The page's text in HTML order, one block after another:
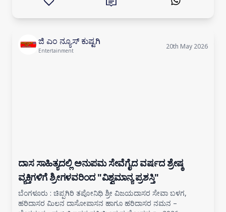
ಜಿ ಎಂ ನ್ಯೂಸ್ ಕುಷ್ಟಗಿ
Entertainment 20th May 2026
ದಾಸ ಸಾಹಿತ್ಯದಲ್ಲಿ ಅನುಪಮ ಸೇವೆಗೈದ ವರ್ಷದ ಶ್ರೇಷ್ಠ
ವ್ಯಕ್ತಿಗಳಿಗೆ ಶ್ರೀಗಳವರಿಂದ "ವಿಶ್ವಮಾನ್ಯ ಪ್ರಶಸ್ತಿ"
ಬೆಂಗಳೂರು : ಚಿಪ್ಪಗಿರಿ ತಪೋನಿಧಿ ಶ್ರೀ ವಿಜಯದಾಸರ ಸೇವಾ ಬಳಗ,
ಹರಿದಾಸರ ಮಿಲನ ದಾಸೋಪಾಸನ ಹಾಗೂ ಹರಿದಾಸರ ನಮನ –